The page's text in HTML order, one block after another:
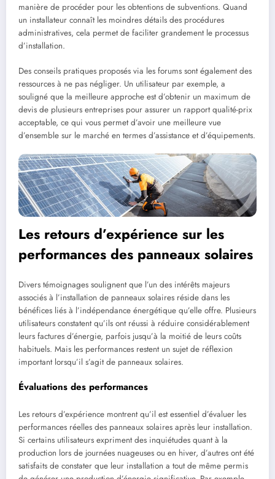
manière de procéder pour les obtentions de subventions. Quand
un installateur connaît les moindres détails des procédures
administratives, cela permet de faciliter grandement le processus
d’installation.
Des conseils pratiques proposés via les forums sont également des
ressources à ne pas négliger. Un utilisateur par exemple, a
souligné que la meilleure approche est d’obtenir un maximum de
devis de plusieurs entreprises pour assurer un rapport qualité-prix
acceptable, ce qui vous permet d’avoir une meilleure vue
d’ensemble sur le marché en termes d’assistance et d’équipements.
Les retours d’expérience sur les
performances des panneaux solaires
Divers témoignages soulignent que l’un des intérêts majeurs
associés à l’installation de panneaux solaires réside dans les
bénéfices liés à l’indépendance énergétique qu’elle offre. Plusieurs
utilisateurs constatent qu’ils ont réussi à réduire considérablement
leurs factures d’énergie, parfois jusqu’à la moitié de leurs coûts
habituels. Mais les performances restent un sujet de réflexion
important lorsqu’il s’agit de panneaux solaires.
Évaluations des performances
Les retours d’expérience montrent qu’il est essentiel d’évaluer les
performances réelles des panneaux solaires après leur installation.
Si certains utilisateurs expriment des inquiétudes quant à la
production lors de journées nuageuses ou en hiver, d’autres ont été
satisfaits de constater que leur installation a tout de même permis